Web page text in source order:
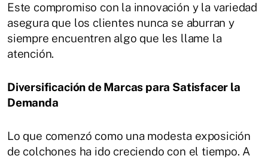
Este compromiso con la innovación y la variedad
asegura que los clientes nunca se aburran y
siempre encuentren algo que les llame la
atención.
Diversificación de Marcas para Satisfacer la
Demanda
Lo que comenzó como una modesta exposición
de colchones ha ido creciendo con el tiempo. A